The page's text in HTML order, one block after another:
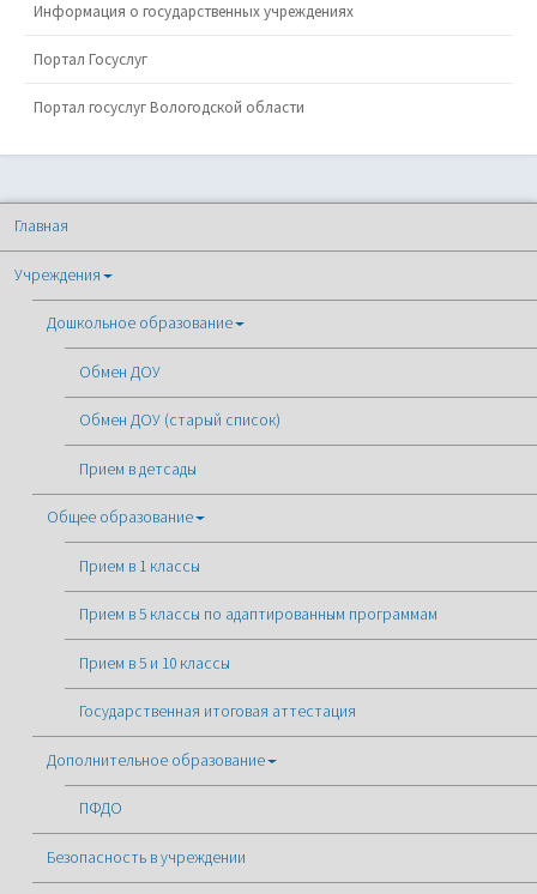
Информация о государственных учреждениях
Портал Госуслуг
Портал госуслуг Вологодской области
Главная
Учреждения
Дошкольное образование
Обмен ДОУ
Обмен ДОУ (старый список)
Прием в детсады
Общее образование
Прием в 1 классы
Прием в 5 классы по адаптированным программам
Прием в 5 и 10 классы
Государственная итоговая аттестация
Дополнительное образование
ПФДО
Безопасность в учреждении